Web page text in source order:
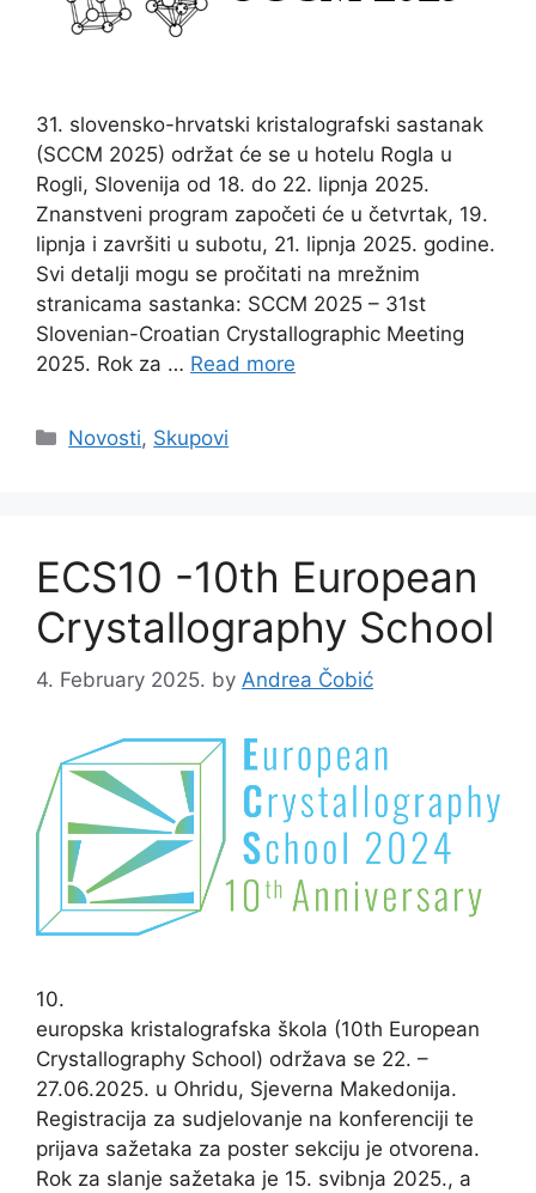
31. slovensko-hrvatski kristalografski sastanak
(SCCM 2025) održat će se u hotelu Rogla u
Rogli, Slovenija od 18. do 22. lipnja 2025.
Znanstveni program započeti će u četvrtak, 19.
lipnja i završiti u subotu, 21. lipnja 2025. godine.
Svi detalji mogu se pročitati na mrežnim
stranicama sastanka: SCCM 2025 – 31st
Slovenian-Croatian Crystallographic Meeting
2025. Rok za … Read more
Categories
Novosti, Skupovi
ECS10 -10th European
Crystallography School
4. February 2025. by Andrea Čobić
10.
europska kristalografska škola (10th European
Crystallography School) održava se 22. –
27.06.2025. u Ohridu, Sjeverna Makedonija.
Registracija za sudjelovanje na konferenciji te
prijava sažetaka za poster sekciju je otvorena.
Rok za slanje sažetaka je 15. svibnja 2025., a